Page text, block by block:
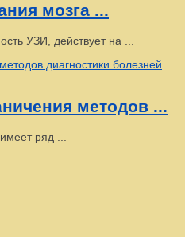
мозга ...
УЗИ, действует на ...
методов ...
ряд ...